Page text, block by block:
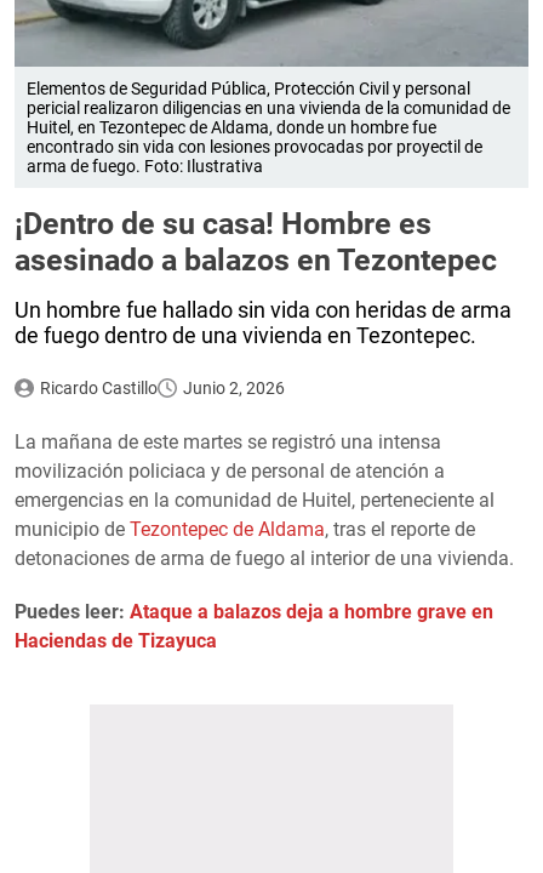
Elementos de Seguridad Pública, Protección Civil y personal
pericial realizaron diligencias en una vivienda de la comunidad de
Huitel, en Tezontepec de Aldama, donde un hombre fue
encontrado sin vida con lesiones provocadas por proyectil de
arma de fuego. Foto: Ilustrativa
¡Dentro de su casa! Hombre es
asesinado a balazos en Tezontepec
Un hombre fue hallado sin vida con heridas de arma
de fuego dentro de una vivienda en Tezontepec.
Ricardo Castillo Junio 2, 2026
La mañana de este martes se registró una intensa
movilización policiaca y de personal de atención a
emergencias en la comunidad de Huitel, perteneciente al
municipio de Tezontepec de Aldama, tras el reporte de
detonaciones de arma de fuego al interior de una vivienda.
Puedes leer: Ataque a balazos deja a hombre grave en
Haciendas de Tizayuca